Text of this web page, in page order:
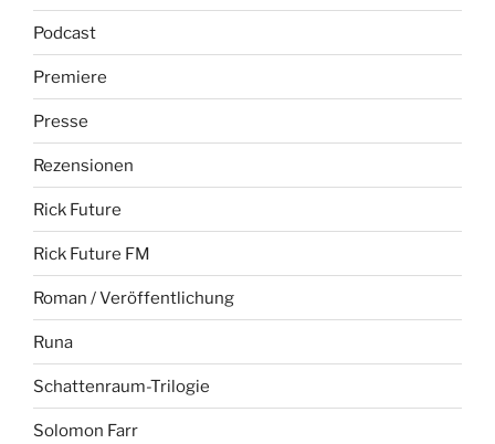
Podcast
Premiere
Presse
Rezensionen
Rick Future
Rick Future FM
Roman / Veröffentlichung
Runa
Schattenraum-Trilogie
Solomon Farr